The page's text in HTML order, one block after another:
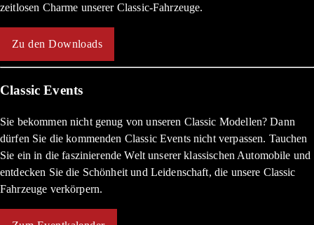
zeitlosen Charme unserer Classic-Fahrzeuge.
Zu den Downloads
Classic Events
Sie bekommen nicht genug von unseren Classic Modellen? Dann
dürfen Sie die kommenden Classic Events nicht verpassen. Tauchen
Sie ein in die faszinierende Welt unserer klassischen Automobile und
entdecken Sie die Schönheit und Leidenschaft, die unsere Classic
Fahrzeuge verkörpern.